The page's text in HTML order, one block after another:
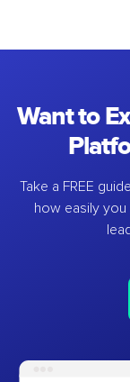
Want to
Take a FREE
how easily